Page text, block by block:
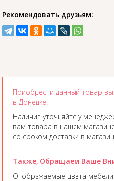
Рекомендовать друзьям:
Приобрести данный товар
в Донецке.
Наличие уточняйте у
вам товара в нашем
со сроком доставки в магазин
Также, Обращаем Ваше
Отображаемые цвета мебели